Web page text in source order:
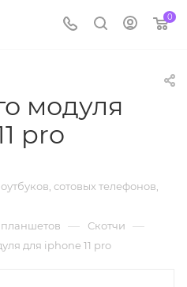
0
модуля
pro
сотовых телефонов,
планшетов — Скотчи —
для iphone 11 pro